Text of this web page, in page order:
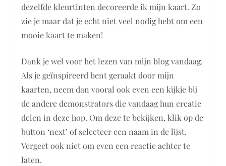
dezelfde kleurtinten decoreerde ik mijn kaart. Zo
zie je maar dat je echt niet veel nodig hebt om een
mooie kaart te maken!
Dank je wel voor het lezen van mijn blog vandaag.
Als je geïnspireerd bent geraakt door mijn
kaarten, neem dan vooral ook even een kijkje bij
de andere demonstrators die vandaag hun creatie
delen in deze hop. Om deze te bekijken, klik op de
button ‘next’ of selecteer een naam in de lijst.
Vergeet ook niet om even een reactie achter te
laten.